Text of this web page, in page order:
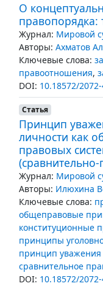
О
правопорядка:
Журнал: Мировой
Авторы: Ахматов
Ключевые слова:
правоотношения,
DOI: 10.18572/
Статья
Принцип
личности как
правовых
Журнал: Мировой
Авторы: Илюхина
Ключевые слова:
общеправовые
конституционные
принципы
принцип уважения
сравнительное
DOI: 10.18572/